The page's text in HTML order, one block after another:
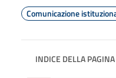
Comunicazione
INDICE DELLA PAGINA